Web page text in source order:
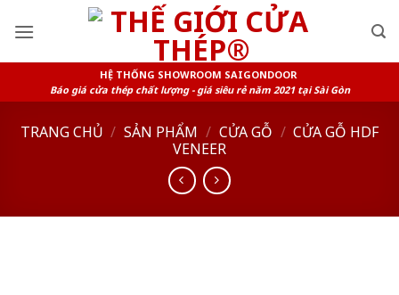
HỆ THỐNG SHOWROOM SAIGONDOOR
Báo giá cửa thép chất lượng - giá siêu rẻ năm 2021 tại Sài Gòn
TRANG CHỦ / SẢN PHẨM / CỬA GỖ / CỬA GỖ HDF
VENEER